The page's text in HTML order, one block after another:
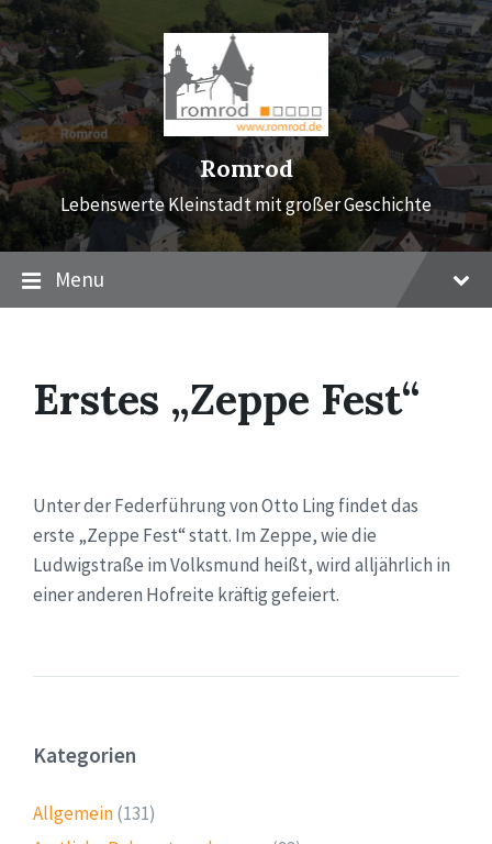
Skip
to
content
Skip
to
main
navigation
Skip
to
footer
Romrod
Lebenswerte Kleinstadt mit großer Geschichte
Menu
Erstes „Zeppe Fest“
Unter der Federführung von Otto Ling findet das
erste „Zeppe Fest“ statt. Im Zeppe, wie die
Ludwigstraße im Volksmund heißt, wird alljährlich in
einer anderen Hofreite kräftig gefeiert.
Kategorien
Allgemein(131)